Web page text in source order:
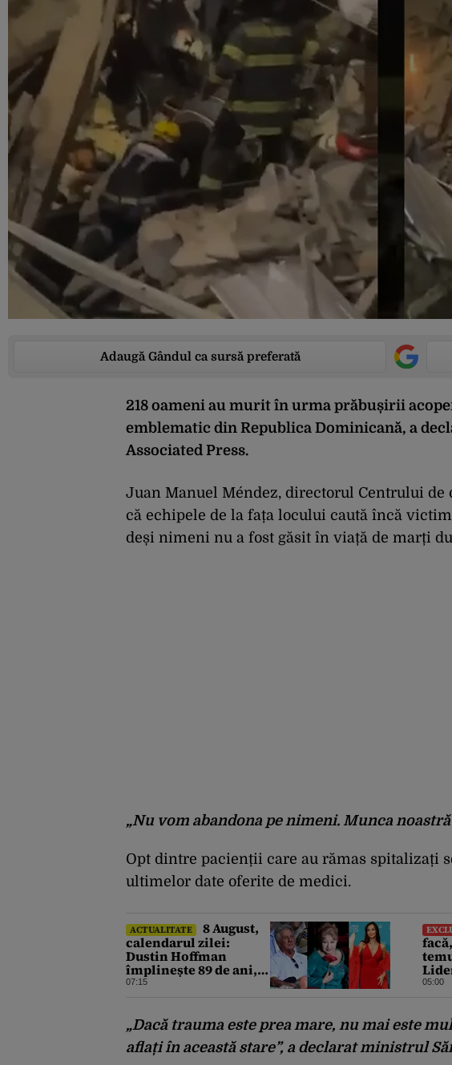
Adaugă Gândul ca sursă preferată
218 oameni au murit în urma prăbușirii
emblematic din Republica Dominicană, a
Associated Press.
Juan Manuel Méndez, directorul Centrului de
că echipele de la fața locului caută încă
deși nimeni nu a fost găsit în viață de marți
„Nu vom abandona pe nimeni. Munca
Opt dintre pacienții care au rămas spitalizați
ultimelor date oferite de medici.
ACTUALITATE
8 August,
calendarul zilei:
Dustin Hoffman
împlinește 89 de ani,
Rodica Popescu
39 de ani
07:15 05:00
„Dacă trauma este prea mare, nu mai este
aflați în această stare”, a declarat ministrul